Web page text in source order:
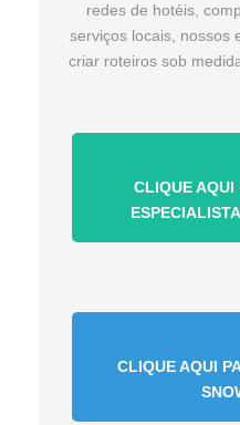
redes de hotéis,
serviços locais, nossos
criar roteiros sob
CLIQUE AQUI
CLIQUE AQUI